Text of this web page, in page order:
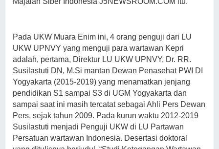
Pada UKW Muara Enim ini, 4 orang penguji dari LU
UKW UPNVY yang menguji para wartawan Kepri
adalah, pertama, Direktur LU UKW UPNVY, Dr. RR.
Susilastuti DN, M.Si mantan Dewan Penasehat PWI DI
Yogyakarta (2015-2019) yang menamatkan jenjang
pendidikan S1 sampai S3 di UGM Yogyakarta dan
sampai saat ini masih tercatat sebagai Ahli Pers Dewan
Pers, sejak tahun 2009. Pada kurun waktu 2012-2019
Susilastuti menjadi Penguji UKW di LU Partawan
Persatuan wartawan Indonesia. Desertasi doktoral